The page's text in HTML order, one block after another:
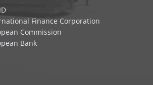
Finance Corporation
Commission
Bank